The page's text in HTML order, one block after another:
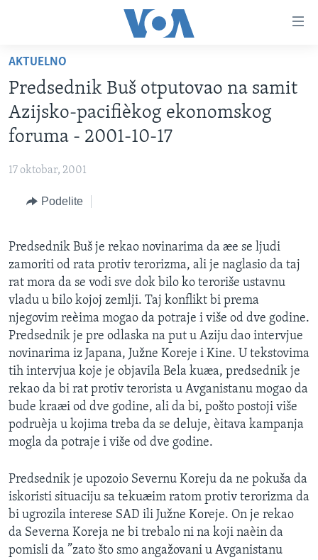
glavni
sadržaj
Idi
na
glavnu
Idi
pretragu
NASLOVNA
RUBRIKE
AMERIKA
GLOBALNE TEME
EKONOMIJA
KULTURA
DRUŠTVO
SPORT
INTERVJU
TV PROGRAM
IZ AMERIKE
Learning English
PRATITE NAS
Jezici
AKTUELNO
Predsednik Buš otputovao na samit
Azijsko-pacifièkog ekonomskog
foruma - 2001-10-17
17 oktobar, 2001
Podelite
Predsednik Buš je rekao novinarima da æe se ljudi
zamoriti od rata protiv terorizma, ali je naglasio da taj
rat mora da se vodi sve dok bilo ko teroriše ustavnu
vladu u bilo kojoj zemlji. Taj konflikt bi prema
njegovim reèima mogao da potraje i više od dve godine.
Predsednik je pre odlaska na put u Aziju dao intervjue
novinarima iz Japana, Južne Koreje i Kine. U tekstovima
tih intervjua koje je objavila Bela kuæa, predsednik je
rekao da bi rat protiv terorista u Avganistanu mogao da
bude kraæi od dve godine, ali da bi, pošto postoji više
podruèja u kojima treba da se deluje, èitava kampanja
mogla da potraje i više od dve godine.
Predsednik je upozoio Severnu Koreju da ne pokuša da
iskoristi situaciju sa tekuæim ratom protiv terorizma da
bi ugrozila interese SAD ili Južne Koreje. On je rekao
da Severna Koreja ne bi trebalo ni na koji naèin da
pomisli da ”zato što smo angažovani u Avganistanu